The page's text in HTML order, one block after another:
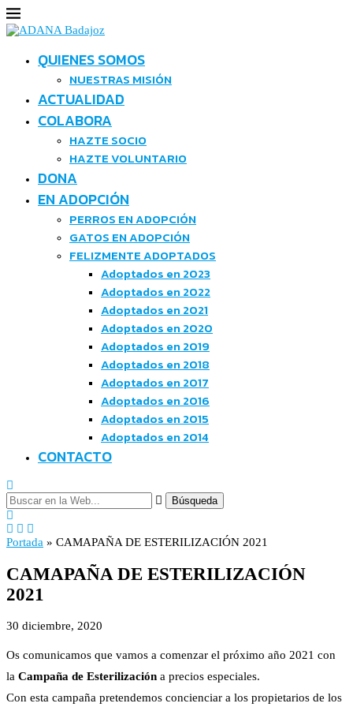
QUIENES SOMOS
NUESTRAS MISIÓN
ACTUALIDAD
COLABORA
HAZTE SOCIO
HAZTE VOLUNTARIO
DONA
EN ADOPCIÓN
PERROS EN ADOPCIÓN
GATOS EN ADOPCIÓN
FELIZMENTE ADOPTADOS
Adoptados en 2023
Adoptados en 2022
Adoptados en 2021
Adoptados en 2020
Adoptados en 2019
Adoptados en 2018
Adoptados en 2017
Adoptados en 2016
Adoptados en 2015
Adoptados en 2014
CONTACTO
Búsqueda
Portada » CAMAPAÑA DE ESTERILIZACIÓN 2021
CAMAPAÑA DE ESTERILIZACIÓN
2021
30 diciembre, 2020
Os comunicamos que vamos a comenzar el próximo año 2021 con
la Campaña de Esterilización a precios especiales.
Con esta campaña pretendemos concienciar a los propietarios de los